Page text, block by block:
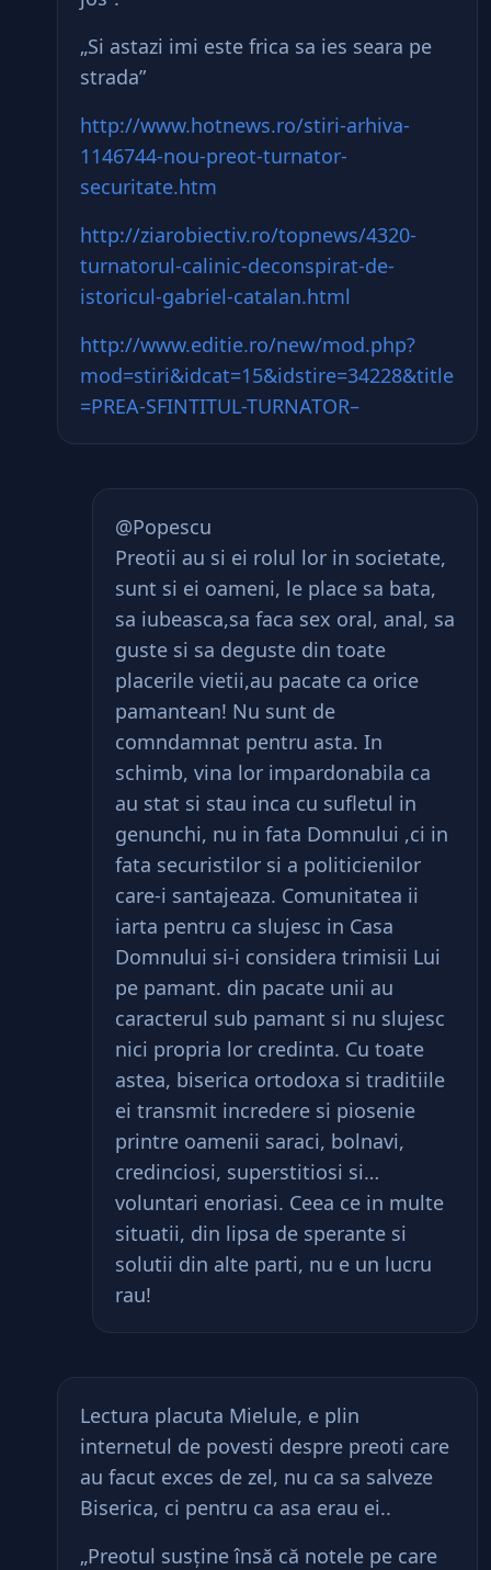
„Si astazi imi este frica sa ies seara pe
strada”
http://www.hotnews.ro/stiri-arhiva-
1146744-nou-preot-turnator-
securitate.htm
http://ziarobiectiv.ro/topnews/4320-
turnatorul-calinic-deconspirat-de-
istoricul-gabriel-catalan.html
http://www.editie.ro/new/mod.php?
mod=stiri&idcat=15&idstire=34228&title
=PREA-SFINTITUL-TURNATOR–
@Popescu
Preotii au si ei rolul lor in societate,
sunt si ei oameni, le place sa bata,
sa iubeasca,sa faca sex oral, anal, sa
guste si sa deguste din toate
placerile vietii,au pacate ca orice
pamantean! Nu sunt de
comndamnat pentru asta. In
schimb, vina lor impardonabila ca
au stat si stau inca cu sufletul in
genunchi, nu in fata Domnului ,ci in
fata securistilor si a politicienilor
care-i santajeaza. Comunitatea ii
iarta pentru ca slujesc in Casa
Domnului si-i considera trimisii Lui
pe pamant. din pacate unii au
caracterul sub pamant si nu slujesc
nici propria lor credinta. Cu toate
astea, biserica ortodoxa si traditiile
ei transmit incredere si piosenie
printre oamenii saraci, bolnavi,
credinciosi, superstitiosi si…
voluntari enoriasi. Ceea ce in multe
situatii, din lipsa de sperante si
solutii din alte parti, nu e un lucru
rau!
Lectura placuta Mielule, e plin
internetul de povesti despre preoti care
au facut exces de zel, nu ca sa salveze
Biserica, ci pentru ca asa erau ei..
„Preotul susţine însă că notele pe care